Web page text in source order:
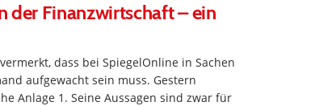
der Finanzwirtschaft – ein
dass bei SpiegelOnline in Sachen
aufgewacht sein muss. Gestern
Anlage 1. Seine Aussagen sind zwar für